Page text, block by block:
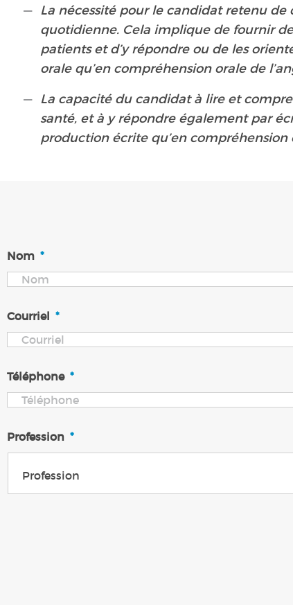
La nécessité pour le candidat retenu
quotidienne. Cela implique de fournir
patients et d’y répondre ou de les
orale qu’en compréhension orale de
La capacité du candidat à lire et
santé, et à y répondre également par
production écrite qu’en compréhension
Nom *
Courriel *
Téléphone *
Profession *